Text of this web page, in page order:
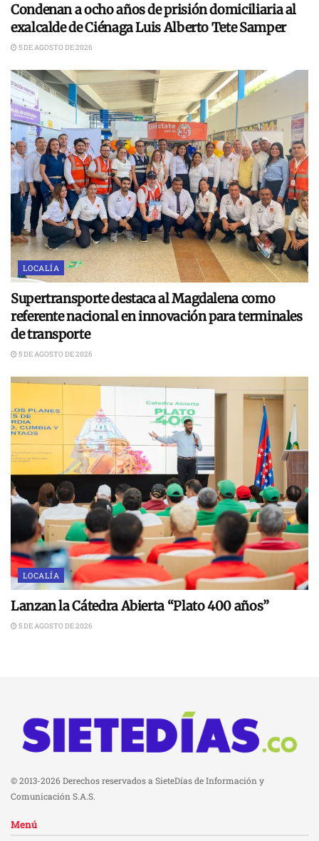
Condenan a ocho años de prisión domiciliaria al
exalcalde de Ciénaga Luis Alberto Tete Samper
5 DE AGOSTO DE 2026
LOCALÍA
Supertransporte destaca al Magdalena como
referente nacional en innovación para terminales
de transporte
5 DE AGOSTO DE 2026
LOCALÍA
Lanzan la Cátedra Abierta “Plato 400 años”
5 DE AGOSTO DE 2026
© 2013-2026 Derechos reservados a SieteDías de Información y
Comunicación S.A.S.
Menú